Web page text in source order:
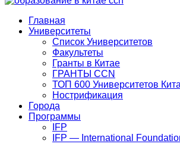
Главная
Университеты
Список Университетов
Факультеты
Гранты в Китае
ГРАНТЫ ССN
ТОП 600 Университетов
Нострификация
Города
Программы
IFP
IFP — International